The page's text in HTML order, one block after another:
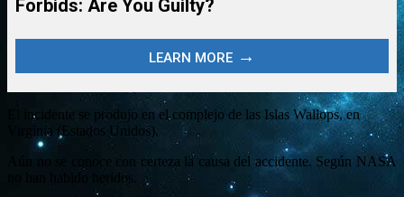
El incidente se produjo en el complejo de las Islas Wallops, en
Virginia (Estados Unidos).
Aún no se conoce con certeza la causa del accidente. Según NASA
no han habido heridos.